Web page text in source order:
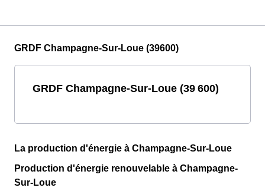
GRDF Champagne-Sur-Loue (39600)
GRDF Champagne-Sur-Loue (39 600)
La production d'énergie à Champagne-Sur-Loue
Production d'énergie renouvelable à Champagne-
Sur-Loue